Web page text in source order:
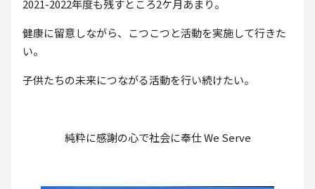
2021-2022年度も残すところ2ケ月あまり。
健康に留意しながら、こつこつと活動を実施して行きた
い。
子供たちの未来につながる活動を行い続けたい。
純粋に感謝の心で社会に奉仕 We Serve